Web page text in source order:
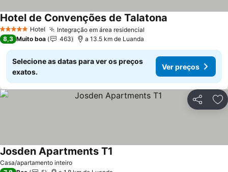
5 Estrelas Hotel Integração em área residencial
Hotel de Convenções de Talatona
8,3 Muito boa 463 a 13.5 km de Luanda
Selecione as datas para ver os preços
exatos.
Ver preços
Partilhar
Casa/apartamento inteiro
Josden Apartments T1